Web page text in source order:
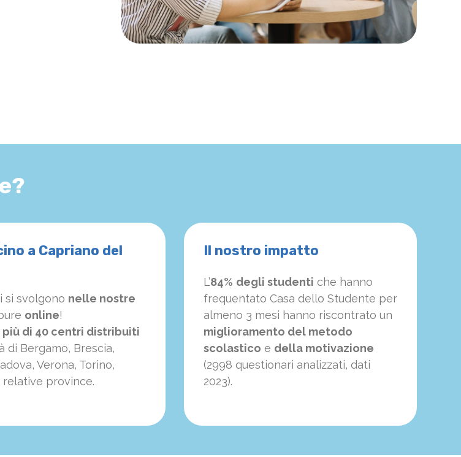
a Capriano del
si svolgono nelle nostre
online!
più di 40 centri distribuiti
di Bergamo, Brescia,
Verona, Torino,
relative province.
Il nostro impatto
L’84% degli studenti che hanno
frequentato Casa dello Studente per
almeno 3 mesi hanno riscontrato un
miglioramento del metodo
scolastico e della motivazione
(2998 questionari analizzati, dati
2023).